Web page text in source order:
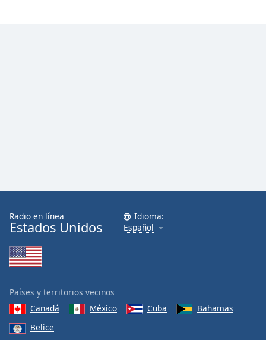
Radio en línea
Estados Unidos
Idioma:
Español
Países y territorios vecinos
Canadá
México Cuba
Bahamas
Belice